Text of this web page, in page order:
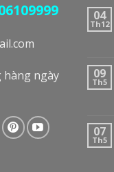
hàng ngày
04
Th12
09
Th5
07
Th5